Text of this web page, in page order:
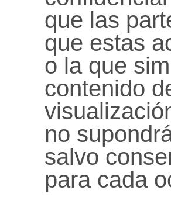
que las
que estas
o la que
contenido
no
salvo
para cada